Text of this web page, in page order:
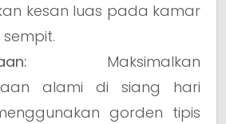
kesan luas pada kamar
Maksimalkan
alami di siang hari
gorden tipis